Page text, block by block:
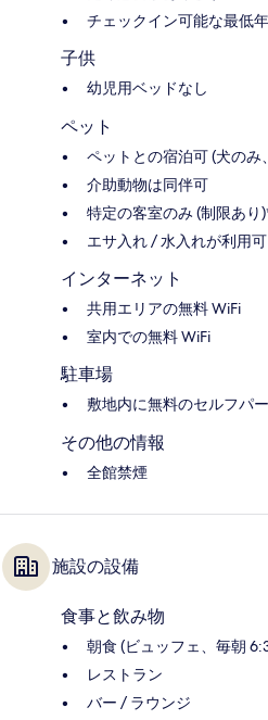
チェックイン可能な最低
子供
幼児用ベッドなし
ペット
ペットとの宿泊可 (犬のみ
介助動物は同伴可
特定の客室のみ (制限あり
エサ入れ / 水入れが利用可
インターネット
共用エリアの無料 WiFi
室内での無料 WiFi
駐車場
敷地内に無料のセルフパ
その他の情報
全館禁煙
施設の設備
食事と飲み物
朝食 (ビュッフェ、毎朝
レストラン
バー / ラウンジ